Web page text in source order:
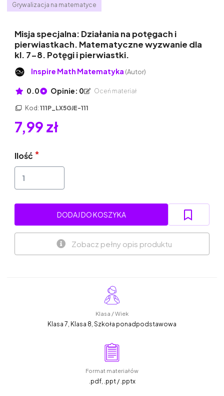
Grywalizacja na matematyce
Misja specjalna: Działania na potęgach i
pierwiastkach. Matematyczne wyzwanie dla
kl. 7-8. Potęgi i pierwiastki.
Inspire Math Matematyka (Autor)
0.0 Opinie: 0 Oceń materiał
Kod: 111P_LX5GJE-111
7,99 zł
Ilość
DODAJ DO KOSZYKA
Zobacz pełny opis produktu
Klasa / Wiek
Klasa 7, Klasa 8, Szkoła ponadpodstawowa
Format materiałów
.pdf, .ppt / .pptx